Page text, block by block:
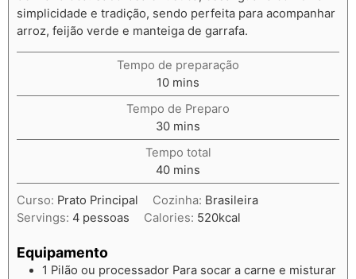
simplicidade e tradição, sendo perfeita para acompanhar
arroz, feijão verde e manteiga de garrafa.
Tempo de preparação
10 mins
Tempo de Preparo
30 mins
Tempo total
40 mins
Curso: Prato Principal Cozinha: Brasileira
Servings: 4 pessoas Calories: 520kcal
Equipamento
1 Pilão ou processador Para socar a carne e misturar